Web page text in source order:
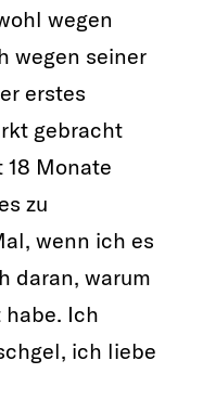
wegen
wegen seiner
erstes
gebracht
Monate
zu
wenn ich es
daran, warum
Ich
ich liebe